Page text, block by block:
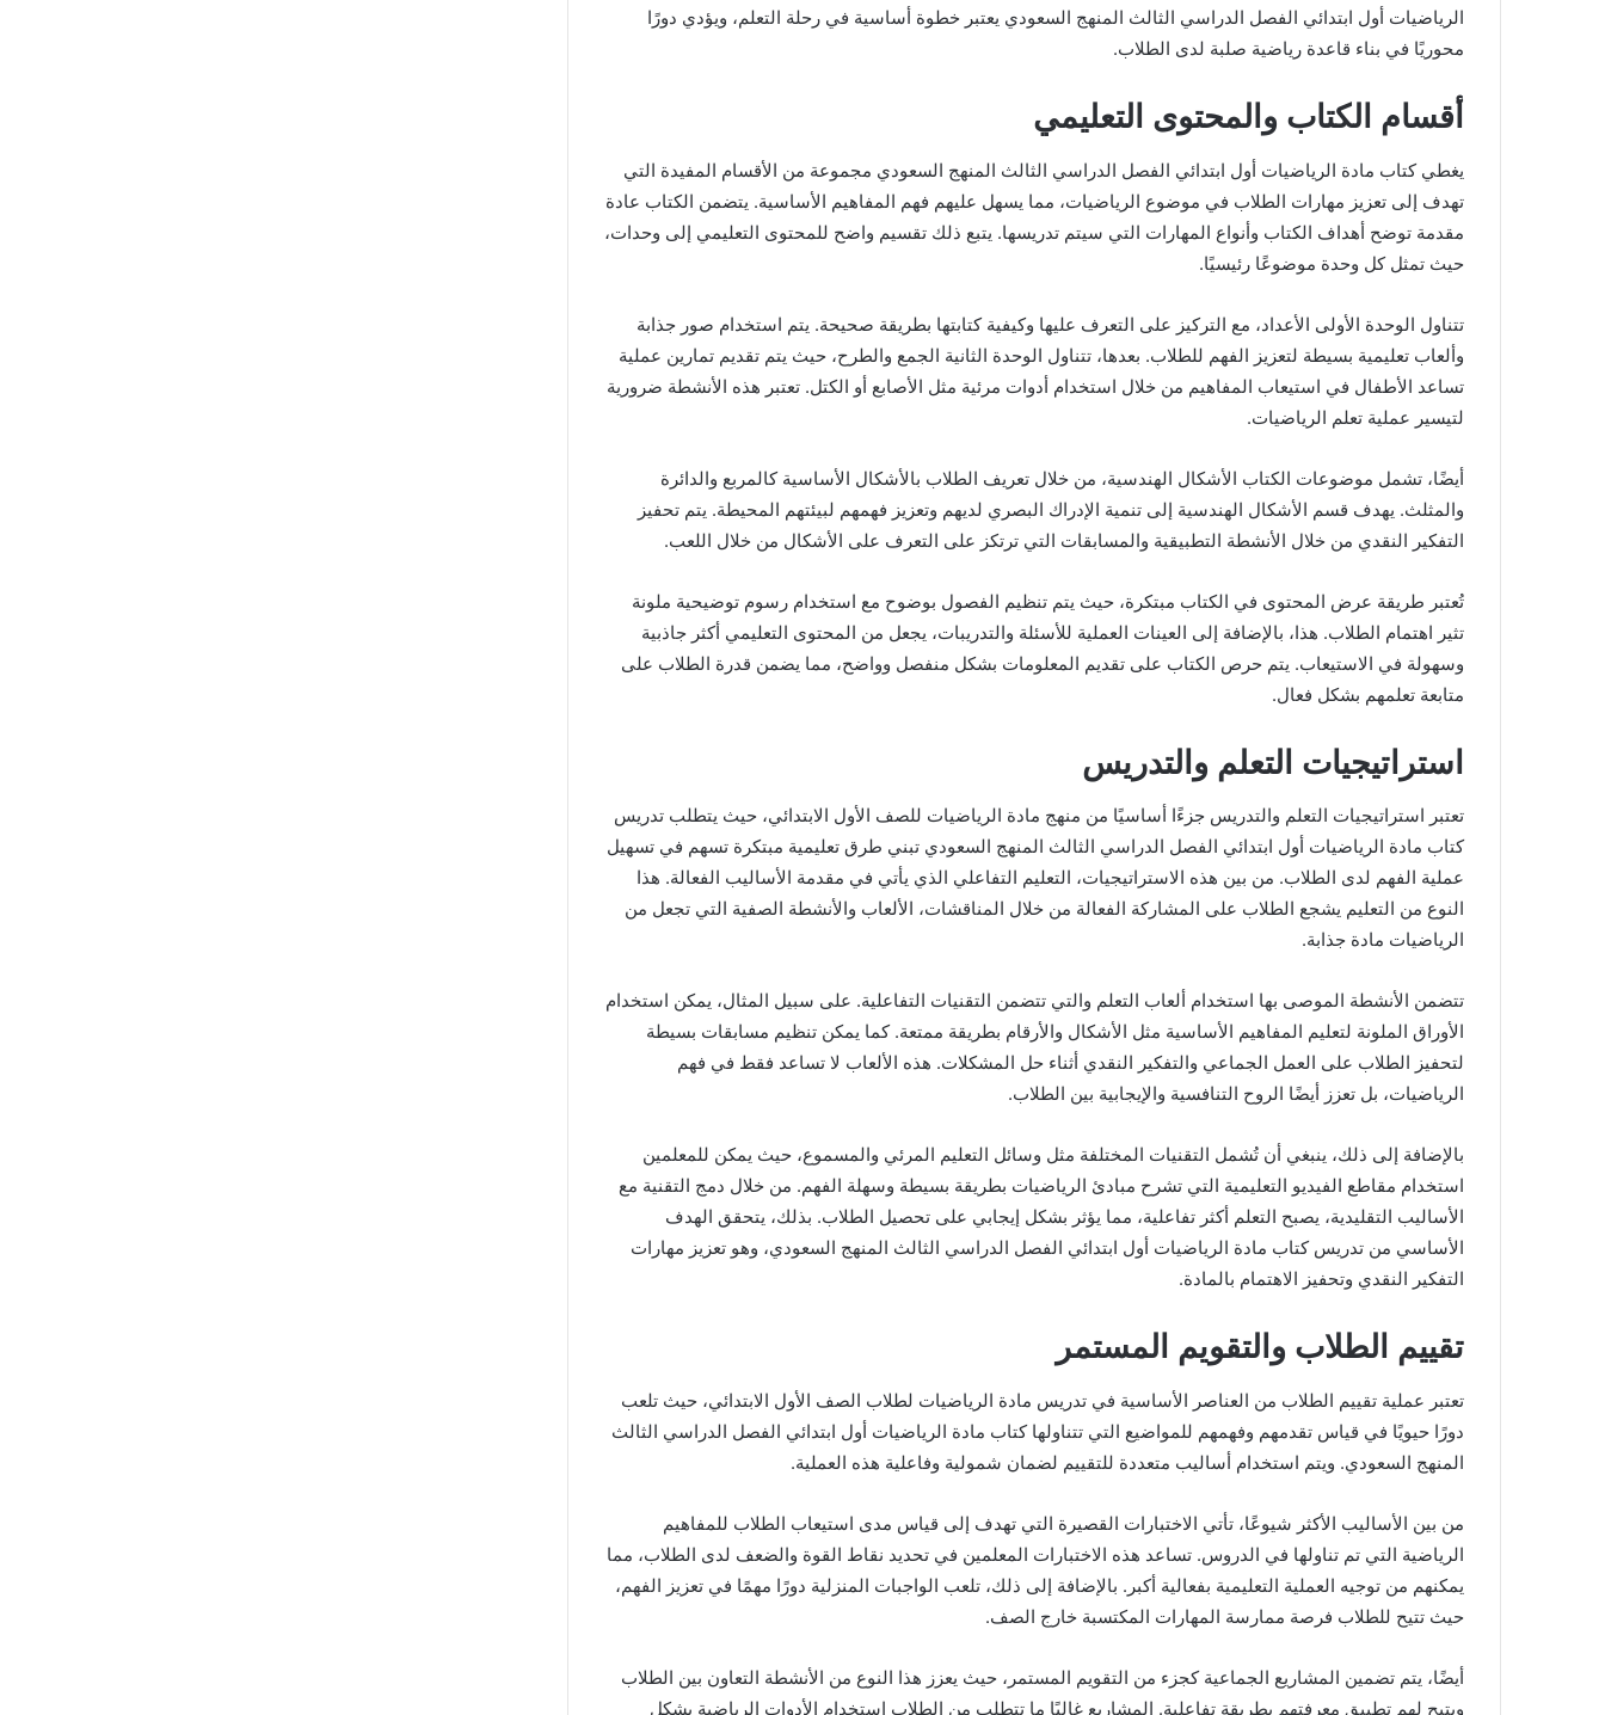
الرياضيات أول ابتدائي الفصل الدراسي الثالث المنهج السعودي يعتبر خطوة أساسية في رحلة التعلم، ويؤدي دورًا
محوريًا في بناء قاعدة رياضية صلبة لدى الطلاب.
أقسام الكتاب والمحتوى التعليمي
يغطي كتاب مادة الرياضيات أول ابتدائي الفصل الدراسي الثالث المنهج السعودي مجموعة من الأقسام المفيدة التي
تهدف إلى تعزيز مهارات الطلاب في موضوع الرياضيات، مما يسهل عليهم فهم المفاهيم الأساسية. يتضمن الكتاب عادة
مقدمة توضح أهداف الكتاب وأنواع المهارات التي سيتم تدريسها. يتبع ذلك تقسيم واضح للمحتوى التعليمي إلى وحدات،
حيث تمثل كل وحدة موضوعًا رئيسيًا.
تتناول الوحدة الأولى الأعداد، مع التركيز على التعرف عليها وكيفية كتابتها بطريقة صحيحة. يتم استخدام صور جذابة
وألعاب تعليمية بسيطة لتعزيز الفهم للطلاب. بعدها، تتناول الوحدة الثانية الجمع والطرح، حيث يتم تقديم تمارين عملية
تساعد الأطفال في استيعاب المفاهيم من خلال استخدام أدوات مرئية مثل الأصابع أو الكتل. تعتبر هذه الأنشطة ضرورية
لتيسير عملية تعلم الرياضيات.
أيضًا، تشمل موضوعات الكتاب الأشكال الهندسية، من خلال تعريف الطلاب بالأشكال الأساسية كالمربع والدائرة
والمثلث. يهدف قسم الأشكال الهندسية إلى تنمية الإدراك البصري لديهم وتعزيز فهمهم لبيئتهم المحيطة. يتم تحفيز
التفكير النقدي من خلال الأنشطة التطبيقية والمسابقات التي ترتكز على التعرف على الأشكال من خلال اللعب.
تُعتبر طريقة عرض المحتوى في الكتاب مبتكرة، حيث يتم تنظيم الفصول بوضوح مع استخدام رسوم توضيحية ملونة
تثير اهتمام الطلاب. هذا، بالإضافة إلى العينات العملية للأسئلة والتدريبات، يجعل من المحتوى التعليمي أكثر جاذبية
وسهولة في الاستيعاب. يتم حرص الكتاب على تقديم المعلومات بشكل منفصل وواضح، مما يضمن قدرة الطلاب على
متابعة تعلمهم بشكل فعال.
استراتيجيات التعلم والتدريس
تعتبر استراتيجيات التعلم والتدريس جزءًا أساسيًا من منهج مادة الرياضيات للصف الأول الابتدائي، حيث يتطلب تدريس
كتاب مادة الرياضيات أول ابتدائي الفصل الدراسي الثالث المنهج السعودي تبني طرق تعليمية مبتكرة تسهم في تسهيل
عملية الفهم لدى الطلاب. من بين هذه الاستراتيجيات، التعليم التفاعلي الذي يأتي في مقدمة الأساليب الفعالة. هذا
النوع من التعليم يشجع الطلاب على المشاركة الفعالة من خلال المناقشات، الألعاب والأنشطة الصفية التي تجعل من
الرياضيات مادة جذابة.
تتضمن الأنشطة الموصى بها استخدام ألعاب التعلم والتي تتضمن التقنيات التفاعلية. على سبيل المثال، يمكن استخدام
الأوراق الملونة لتعليم المفاهيم الأساسية مثل الأشكال والأرقام بطريقة ممتعة. كما يمكن تنظيم مسابقات بسيطة
لتحفيز الطلاب على العمل الجماعي والتفكير النقدي أثناء حل المشكلات. هذه الألعاب لا تساعد فقط في فهم
الرياضيات، بل تعزز أيضًا الروح التنافسية والإيجابية بين الطلاب.
بالإضافة إلى ذلك، ينبغي أن تُشمل التقنيات المختلفة مثل وسائل التعليم المرئي والمسموع، حيث يمكن للمعلمين
استخدام مقاطع الفيديو التعليمية التي تشرح مبادئ الرياضيات بطريقة بسيطة وسهلة الفهم. من خلال دمج التقنية مع
الأساليب التقليدية، يصبح التعلم أكثر تفاعلية، مما يؤثر بشكل إيجابي على تحصيل الطلاب. بذلك، يتحقق الهدف
الأساسي من تدريس كتاب مادة الرياضيات أول ابتدائي الفصل الدراسي الثالث المنهج السعودي، وهو تعزيز مهارات
التفكير النقدي وتحفيز الاهتمام بالمادة.
تقييم الطلاب والتقويم المستمر
تعتبر عملية تقييم الطلاب من العناصر الأساسية في تدريس مادة الرياضيات لطلاب الصف الأول الابتدائي، حيث تلعب
دورًا حيويًا في قياس تقدمهم وفهمهم للمواضيع التي تتناولها كتاب مادة الرياضيات أول ابتدائي الفصل الدراسي الثالث
المنهج السعودي. ويتم استخدام أساليب متعددة للتقييم لضمان شمولية وفاعلية هذه العملية.
من بين الأساليب الأكثر شيوعًا، تأتي الاختبارات القصيرة التي تهدف إلى قياس مدى استيعاب الطلاب للمفاهيم
الرياضية التي تم تناولها في الدروس. تساعد هذه الاختبارات المعلمين في تحديد نقاط القوة والضعف لدى الطلاب، مما
يمكنهم من توجيه العملية التعليمية بفعالية أكبر. بالإضافة إلى ذلك، تلعب الواجبات المنزلية دورًا مهمًا في تعزيز الفهم،
حيث تتيح للطلاب فرصة ممارسة المهارات المكتسبة خارج الصف.
أيضًا، يتم تضمين المشاريع الجماعية كجزء من التقويم المستمر، حيث يعزز هذا النوع من الأنشطة التعاون بين الطلاب
ويتيح لهم تطبيق معرفتهم بطريقة تفاعلية. المشاريع غالبًا ما تتطلب من الطلاب استخدام الأدوات الرياضية بشكل